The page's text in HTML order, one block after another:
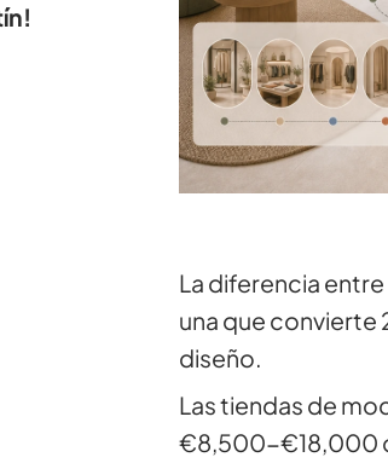
La diferencia
una que convierte
diseño.
Las tiendas de
€8,500-€18,000